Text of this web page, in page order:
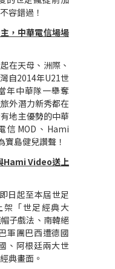
容錯過！
，中華電信場場
在天母、洲際、
自2014年U21世
年中華隊一舉奪
外潛力新秀都在
地主優勢的中華
信 MOD 、 Hami
島健兒讚聲！
Hami Video送上
即日起至本屆世足
架「世足經典大
子戲法、南韓絕
軍團巴西遭德國
、阿根廷兩大世
典畫面。